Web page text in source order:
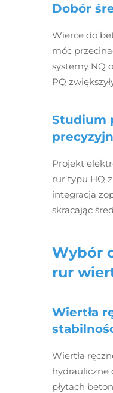
Dobór
Wierce do
móc
systemy NQ
PQ
Studium
Projekt
rur typu HQ
integracja
skracając
Wybór
rur
Wiertła
Wiertła
hydrauliczne
płytach